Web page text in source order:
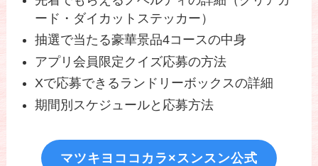
ード・ダイカットステッカー）
抽選で当たる豪華景品4コースの中身
アプリ会員限定クイズ応募の方法
Xで応募できるランドリーボックスの詳細
期間別スケジュールと応募方法
マツキヨココカラ×スンスン公式